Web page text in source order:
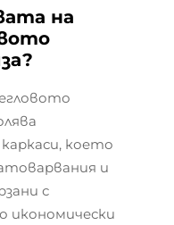
на
което
и
с
икономически